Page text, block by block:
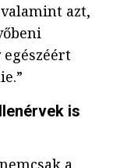
azt,
is
a